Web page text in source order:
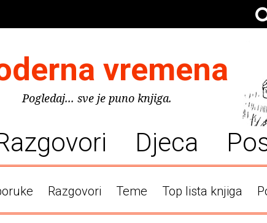
vremena
Pogledaj... sve je puno knjiga.
Djeca
Razgovori Teme Top lista knjiga